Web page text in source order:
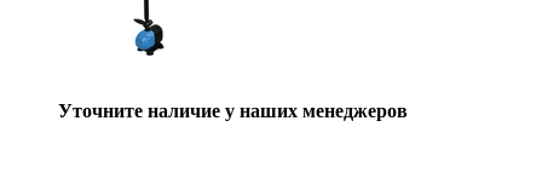
Уточните наличие у наших менеджеров